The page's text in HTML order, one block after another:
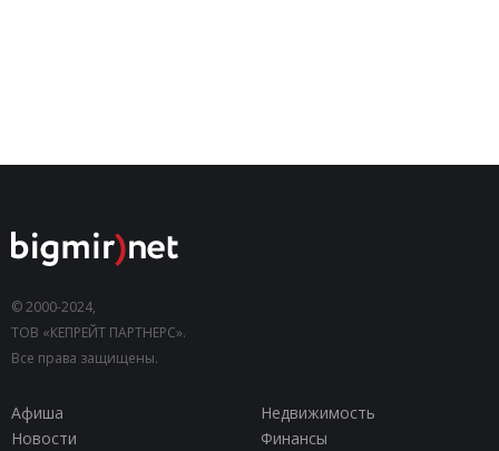
© 2000-2024,
ТОВ «КЕПРЕЙТ ПАРТНЕРС».
Все права защищены.
Афиша
Недвижимость
Новости
Финансы